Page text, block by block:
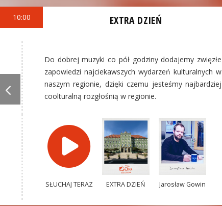
10:00 EXTRA DZIEŃ
Do dobrej muzyki co pół godziny dodajemy zwięzłe
zapowiedzi najciekawszych wydarzeń kulturalnych w
naszym regionie, dzięki czemu jesteśmy najbardziej
coolturalną rozgłośnią w regionie.
SŁUCHAJ TERAZ EXTRA DZIEŃ Jarosław Gowin